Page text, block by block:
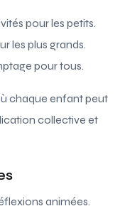
pour les petits.
les plus grands.
pour tous.
chaque enfant peut
collective et
animées.